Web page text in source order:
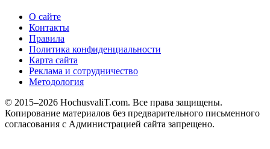
О сайте
Контакты
Правила
Политика конфиденциальности
Карта сайта
Реклама и сотрудничество
Методология
© 2015–2026 HochusvaliT.com. Все права защищены.
Копирование материалов без предварительного письменного
согласования с Администрацией сайта запрещено.